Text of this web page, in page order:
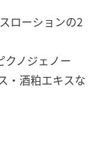
ローションの2
クノジェノー
・酒粕エキスな